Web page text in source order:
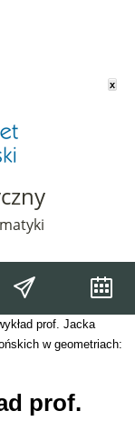
x
prof. Jacka
w geometriach:
prof.